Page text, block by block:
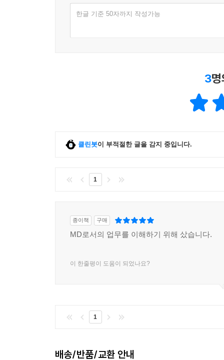
한글 기준 50자까지 작성가능
3
클린봇이 부적절한 글을 감지 중입니다.
1
종이책 구매
MD로서의 업무를 이해하기 위해 샀습니다.
이 한줄평이 도움이 되었나요?
1
배송/반품/교환 안내